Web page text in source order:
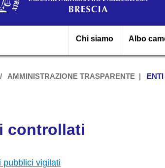
Chi siamo Albo
AMMINISTRAZIONE TRASPARENTE
controllati
pubblici vigilati